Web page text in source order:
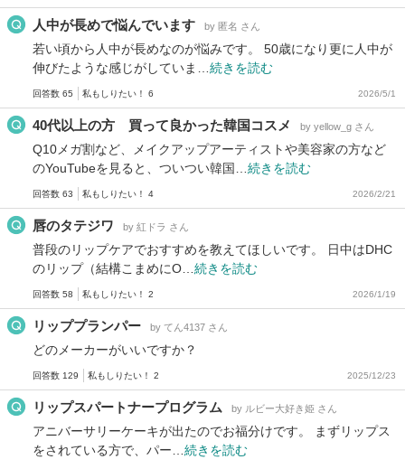
人中が長めで悩んでいます by 匿名 さん
若い頃から人中が長めなのが悩みです。 50歳になり更に人中が
伸びたような感じがしていま… 続きを読む
回答数 65 私もしりたい！ 6 2026/5/1
40代以上の方 買って良かった韓国コスメ by yellow_g さん
Q10メガ割など、メイクアップアーティストや美容家の方など
のYouTubeを見ると、ついつい韓国… 続きを読む
回答数 63 私もしりたい！ 4 2026/2/21
唇のタテジワ by 紅ドラ さん
普段のリップケアでおすすめを教えてほしいです。 日中はDHC
のリップ（結構こまめにO… 続きを読む
回答数 58 私もしりたい！ 2 2026/1/19
リッププランパー by てん4137 さん
どのメーカーがいいですか？
回答数 129 私もしりたい！ 2 2025/12/23
リップスパートナープログラム by ルビー大好き姫 さん
アニバーサリーケーキが出たのでお福分けです。 まずリップス
をされている方で、パー… 続きを読む